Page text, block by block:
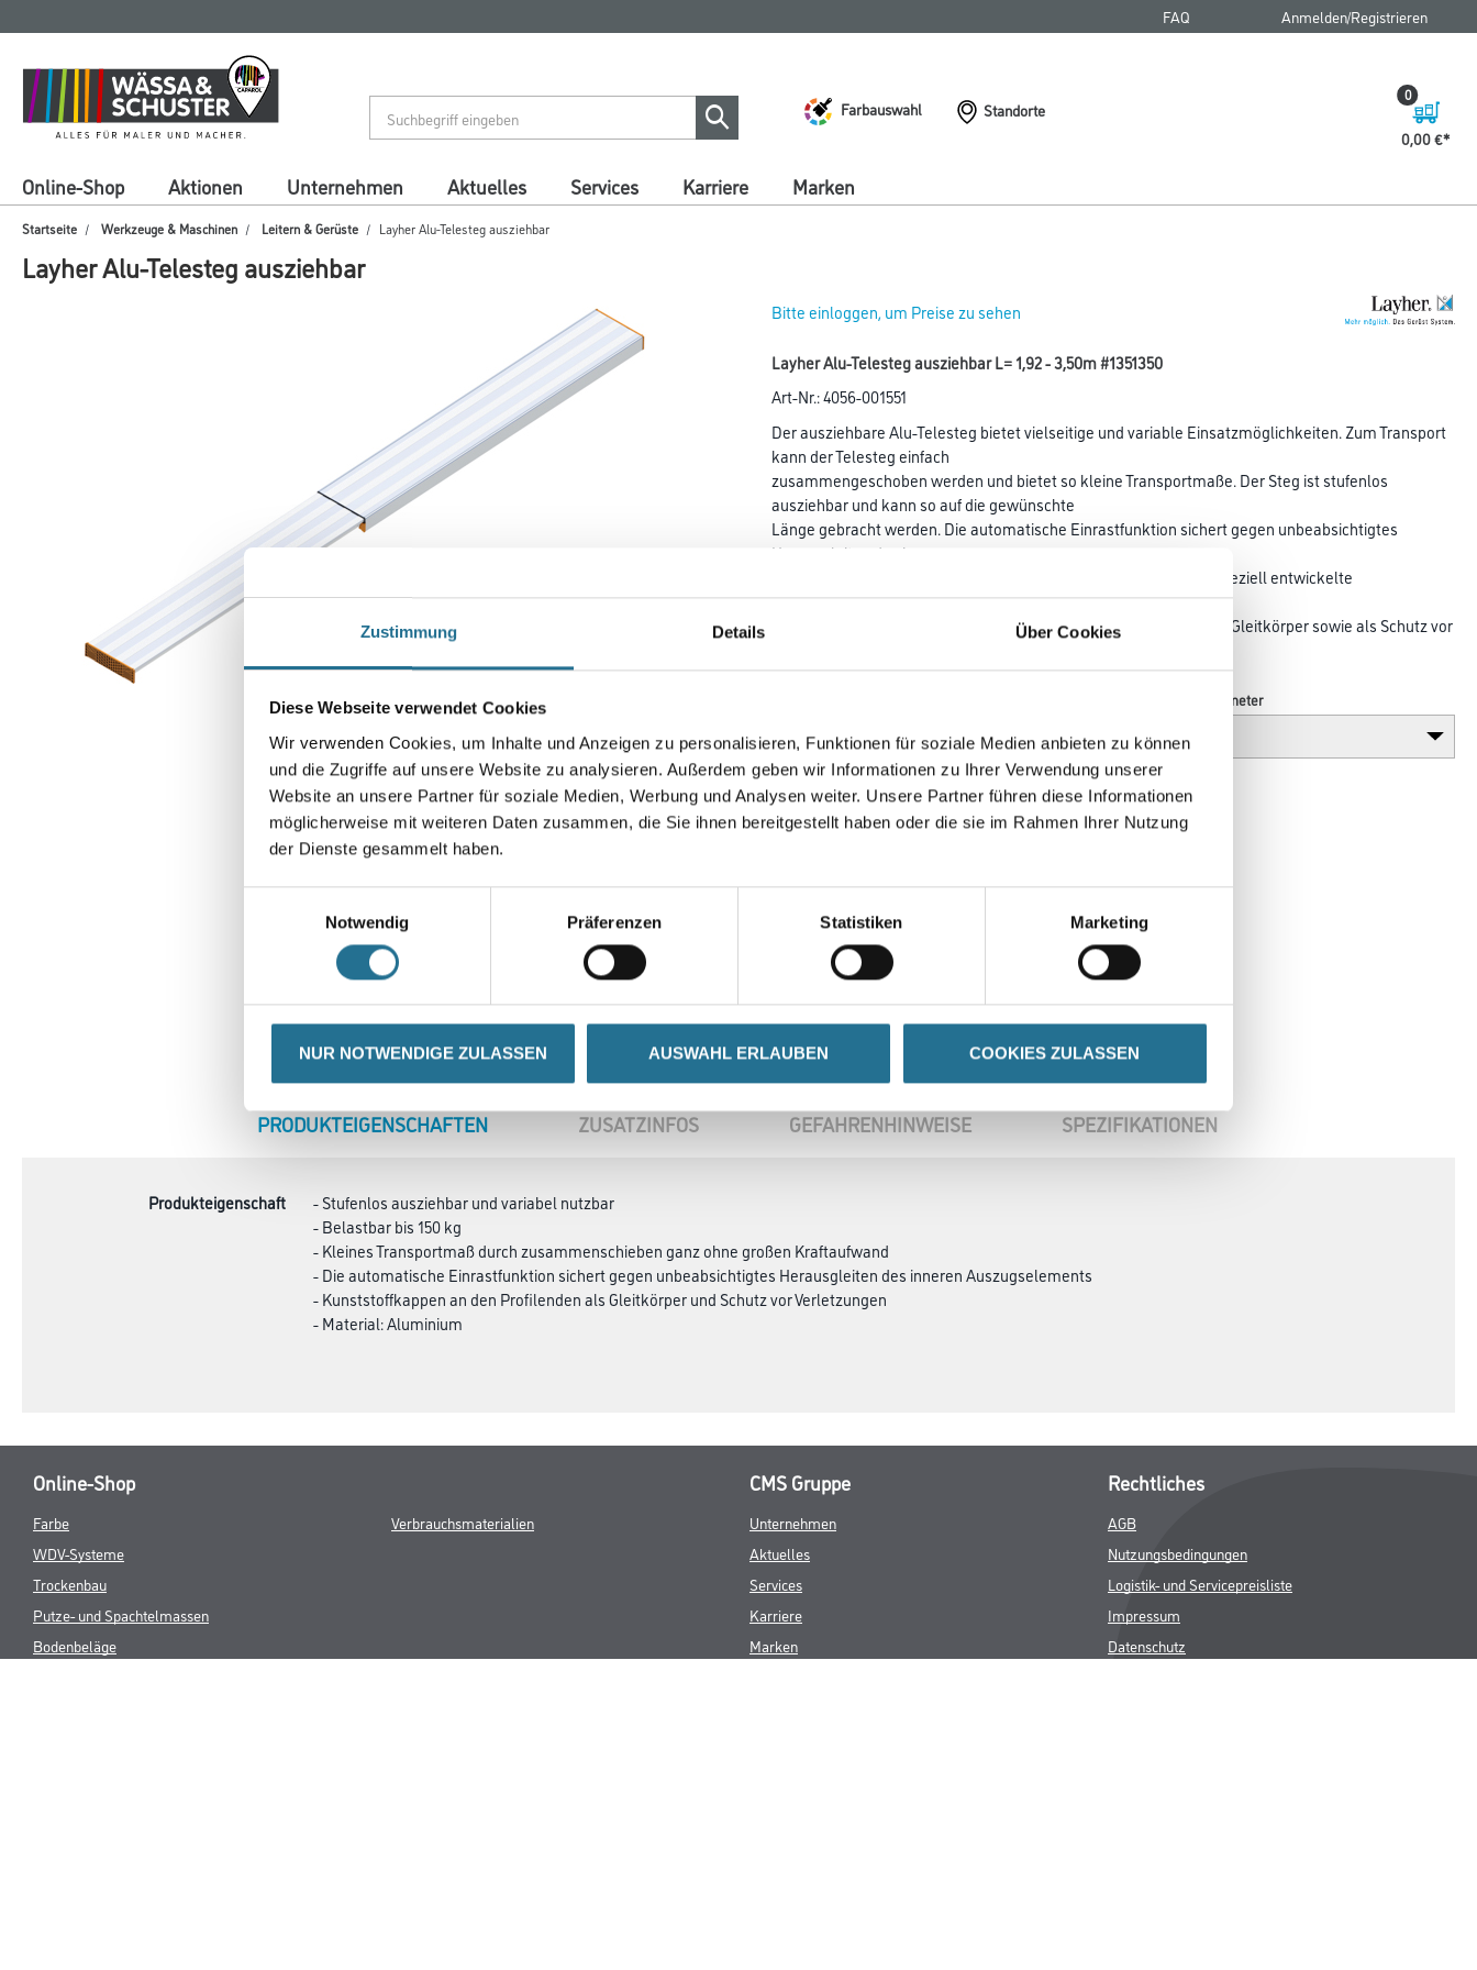
Zustimmung Details Über Cookies
Diese Webseite verwendet Cookies
Wir verwenden Cookies, um Inhalte und Anzeigen zu personalisieren, Funktionen für soziale Medien anbieten zu können
und die Zugriffe auf unsere Website zu analysieren. Außerdem geben wir Informationen zu Ihrer Verwendung unserer
Website an unsere Partner für soziale Medien, Werbung und Analysen weiter. Unsere Partner führen diese Informationen
möglicherweise mit weiteren Daten zusammen, die Sie ihnen bereitgestellt haben oder die sie im Rahmen Ihrer Nutzung
der Dienste gesammelt haben.
Notwendig
Präferenzen Statistiken Marketing
NUR NOTWENDIGE ZULASSEN AUSWAHL ERLAUBEN COOKIES ZULASSEN
springen
springen
FAQ Anmelden/Registrieren
Farbauswahl
Standorte
0,00 €
0
Online-Shop Aktionen Unternehmen Aktuelles Services Karriere Marken
Startseite Werkzeuge & Maschinen Leitern & Gerüste Layher Alu-Telesteg ausziehbar
Layher Alu-Telesteg ausziehbar
Bitte einloggen, um Preise zu sehen
Layher Alu-Telesteg ausziehbar L= 1,92 - 3,50m #1351350
Art-Nr.:4056-001551
Der ausziehbare Alu-Telesteg bietet vielseitige und variable Einsatzmöglichkeiten. Zum Transport
kann der Telesteg einfach
zusammengeschoben werden und bietet so kleine Transportmaße. Der Steg ist stufenlos
ausziehbar und kann so auf die gewünschte
Länge gebracht werden. Die automatische Einrastfunktion sichert gegen unbeabsichtigtes
Herausgleiten des inneren
Auszugselements. Bei der Tragkonstruktion handelt es sich um speziell entwickelte
verwindungssteife Aluminiumpressprofile. Alle
Profilenden sind mit Kunststoffkappen versehen. Diese dienen als Gleitkörper sowie als Schutz vor
Breite in millimeter
Höhe in millimeter
Umrechnungsfaktoren
CURRENT
PRODUKTEIGENSCHAFTEN ZUSATZINFOS GEFAHRENHINWEISE SPEZIFIKATIONEN
Produkteigenschaft
- Stufenlos ausziehbar und variabel nutzbar
- Belastbar bis 150 kg
- Kleines Transportmaß durch zusammenschieben ganz ohne großen Kraftaufwand
- Die automatische Einrastfunktion sichert gegen unbeabsichtigtes Herausgleiten des inneren Auszugselements
- Kunststoffkappen an den Profilenden als Gleitkörper und Schutz vor Verletzungen
- Material: Aluminium
Online-Shop
Farbe
WDV-Systeme
Trockenbau
Putze- und Spachtelmassen
Bodenbeläge
Verbrauchsmaterialien
CMS Gruppe
Unternehmen
Aktuelles
Services
Karriere
Marken
Rechtliches
AGB
Nutzungsbedingungen
Logistik- und Servicepreisliste
Impressum
Datenschutz